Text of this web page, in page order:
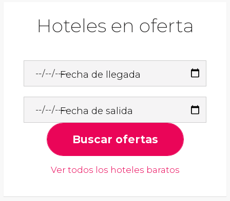
Hoteles en oferta
Fecha de llegada
Fecha de salida
Buscar ofertas
Ver todos los hoteles baratos